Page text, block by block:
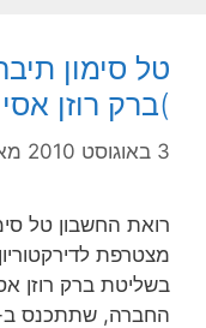
טל סימון
)ברק רוזן
3 באוגוסט 2010
מצטרפת
בשליטת ברק רוזן